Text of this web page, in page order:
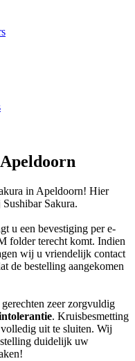
in Apeldoorn! Hier
Sakura.
u een bevestiging per e-
folder terecht komt. Indien
wij u vriendelijk contact
de bestelling aangekomen
zeer zorgvuldig
. Kruisbesmetting
uit te sluiten. Wij
duidelijk uw